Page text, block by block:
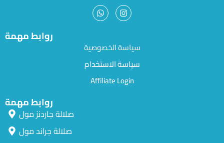
روابط مهمة
سياسة الخصوصية
سياسة الاستخدام
Affiliate Login
روابط مهمة
صلالة جاردنز مول
صلالة جراند مول